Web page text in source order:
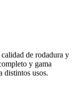
calidad de rodadura y
y gama
distintos usos.